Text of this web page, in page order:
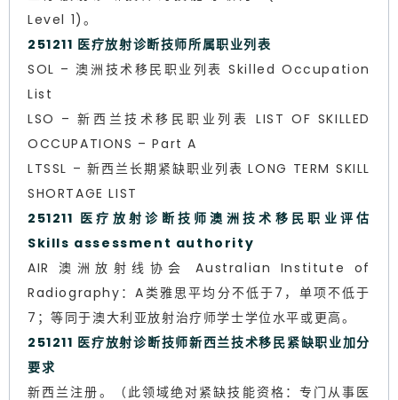
Level 1)。
251211 医疗放射诊断技师所属职业列表
SOL – 澳洲技术移民职业列表 Skilled Occupation
List
LSO – 新西兰技术移民职业列表 LIST OF SKILLED
OCCUPATIONS – Part A
LTSSL – 新西兰长期紧缺职业列表 LONG TERM SKILL
SHORTAGE LIST
251211 医疗放射诊断技师澳洲技术移民职业评估
Skills assessment authority
AIR 澳洲放射线协会 Australian Institute of
Radiography：A类雅思平均分不低于7，单项不低于
7；等同于澳大利亚放射治疗师学士学位水平或更高。
251211 医疗放射诊断技师新西兰技术移民紧缺职业加分
要求
新西兰注册。（此领域绝对紧缺技能资格：专门从事医